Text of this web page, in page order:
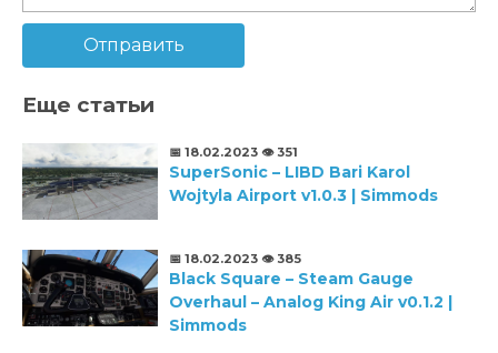
Отправить
Еще статьи
📅 18.02.2023 👁️ 351
SuperSonic – LIBD Bari Karol
Wojtyla Airport v1.0.3 | Simmods
📅 18.02.2023 👁️ 385
Black Square – Steam Gauge
Overhaul – Analog King Air v0.1.2 |
Simmods